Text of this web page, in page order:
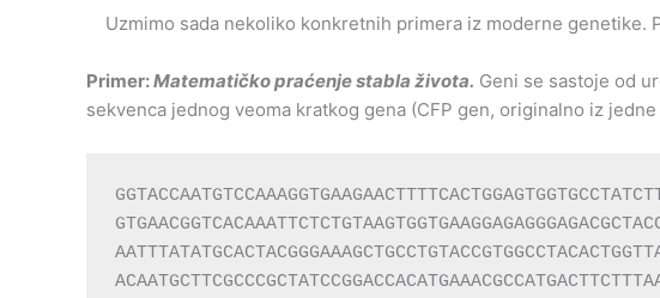
Uzmimo sada nekoliko konkretnih primera iz moderne genetike.
Primer:Matematičko praćenje stabla života. Geni se sastoje od
sekvenca jednog veoma kratkog gena (CFP gen, originalno iz